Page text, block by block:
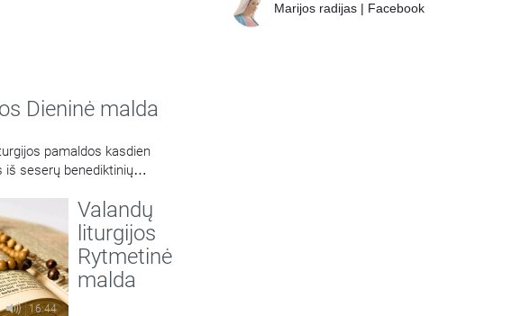
Dieninė malda
pamaldos kasdien
iš seserų benediktinių
16:44
Valandų
liturgijos
Rytmetinė
malda
Marijos radijas | Facebook